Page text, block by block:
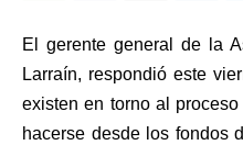
El gerente general de la
Larraín, respondió este
existen en torno al
hacerse desde los fondos